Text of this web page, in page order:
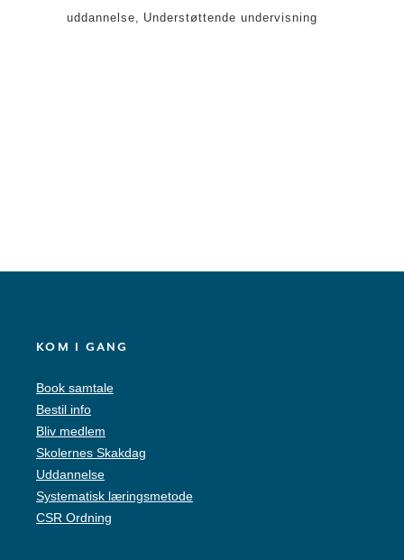
uddannelse
Understøttende undervisning
KOM I GANG
Book samtale
Bestil info
Bliv medlem
Skolernes Skakdag
Uddannelse
Systematisk læringsmetode
CSR Ordning